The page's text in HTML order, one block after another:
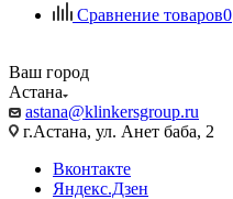
Сравнение товаров0
Ваш город
Астана
astana@klinkersgroup.ru
г.Астана, ул. Анет баба, 2
Вконтакте
Яндекс.Дзен